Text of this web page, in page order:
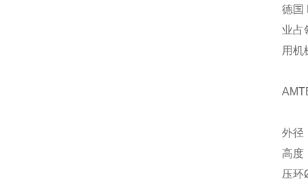
德国
业占
用机
外径
高度
压环